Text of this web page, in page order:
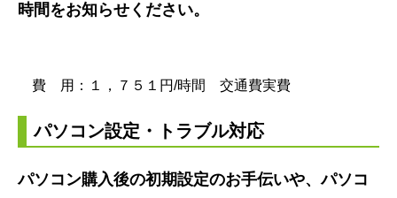
時間をお知らせください。
費 用：１，７５１円/時間 交通費実費
パソコン設定・トラブル対応
パソコン購入後の初期設定のお手伝いや、パソコ